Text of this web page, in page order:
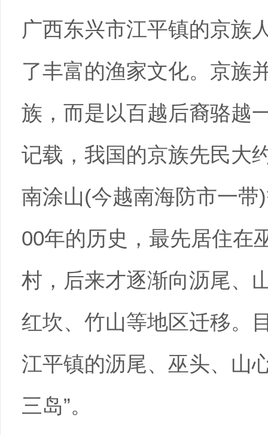
广西东兴市江平镇的京族
了丰富的渔家文化。京族
族，而是以百越后裔骆越
记载，我国的京族先民大
南涂山(今越南海防市一
00年的历史，最先居住在
村，后来才逐渐向沥尾、
红坎、竹山等地区迁移。
江平镇的沥尾、巫头、山
三岛”。